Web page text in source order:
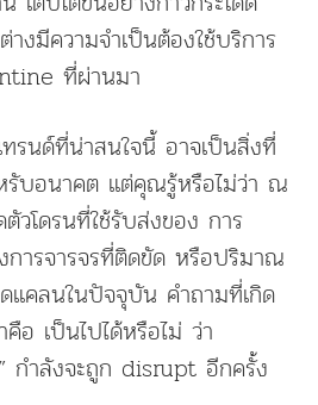
งมีความจำเป็นต้องใช้บริการ
ที่ผ่านมา
รนด์ที่น่าสนใจนี้ อาจเป็นสิ่งที่
รับอนาคต แต่คุณรู้หรือไม่ว่า ณ
วโดรนที่ใช้รับส่งของ การ
การจารจรที่ติดขัด หรือปริมาณ
แคลนในปัจจุบัน คำถามที่เกิด
คือ เป็นไปได้หรือไม่ ว่า
กำลังจะถูก disrupt อีกครั้ง